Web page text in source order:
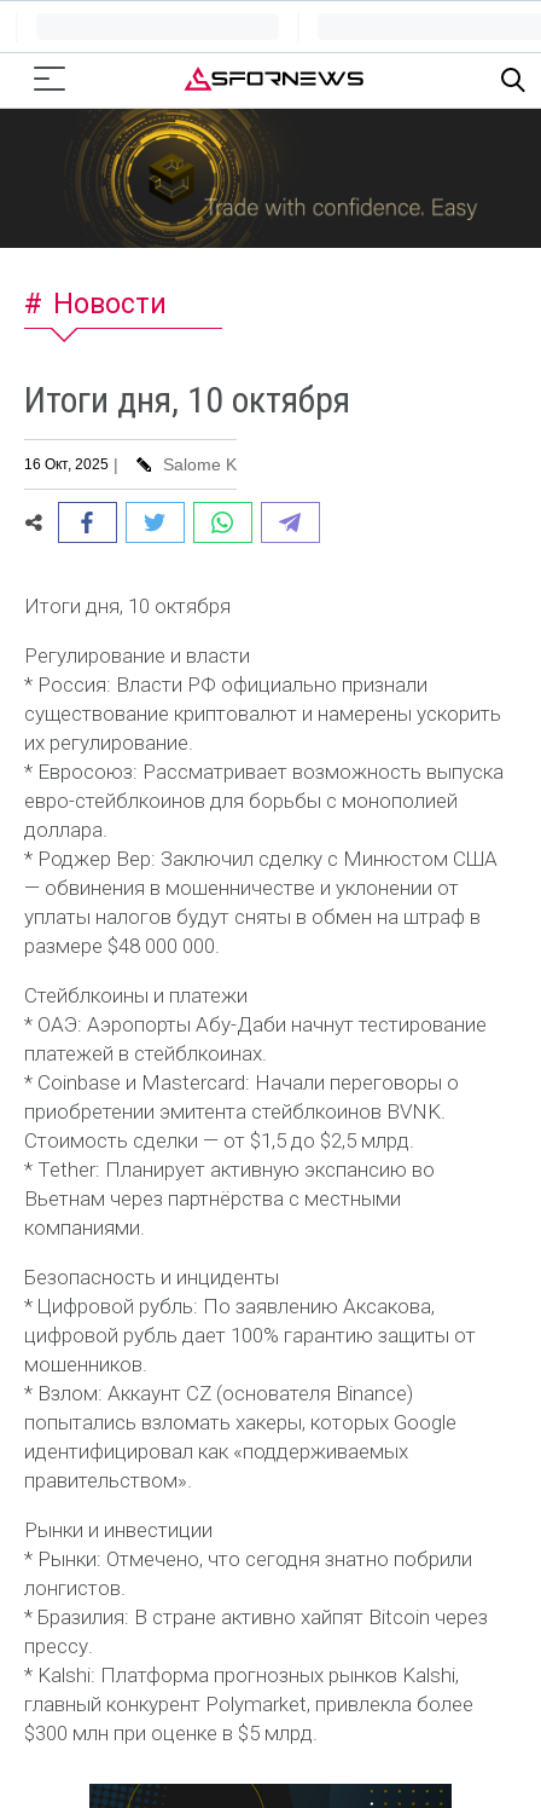
Новости
Итоги дня, 10 октября
16 Окт, 2025 | Salome K
Итоги дня, 10 октября
Регулирование и власти
* Россия: Власти РФ официально признали
существование криптовалют и намерены ускорить
их регулирование.
* Евросоюз: Рассматривает возможность выпуска
евро-стейблкоинов для борьбы с монополией
доллара.
* Роджер Вер: Заключил сделку с Минюстом США
— обвинения в мошенничестве и уклонении от
уплаты налогов будут сняты в обмен на штраф в
размере $48 000 000.
Стейблкоины и платежи
* ОАЭ: Аэропорты Абу-Даби начнут тестирование
платежей в стейблкоинах.
* Coinbase и Mastercard: Начали переговоры о
приобретении эмитента стейблкоинов BVNK.
Стоимость сделки — от $1,5 до $2,5 млрд.
* Tether: Планирует активную экспансию во
Вьетнам через партнёрства с местными
компаниями.
Безопасность и инциденты
* Цифровой рубль: По заявлению Аксакова,
цифровой рубль дает 100% гарантию защиты от
мошенников.
* Взлом: Аккаунт CZ (основателя Binance)
попытались взломать хакеры, которых Google
идентифицировал как «поддерживаемых
правительством».
Рынки и инвестиции
* Рынки: Отмечено, что сегодня знатно побрили
лонгистов.
* Бразилия: В стране активно хайпят Bitcoin через
прессу.
* Kalshi: Платформа прогнозных рынков Kalshi,
главный конкурент Polymarket, привлекла более
$300 млн при оценке в $5 млрд.